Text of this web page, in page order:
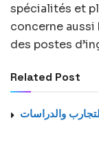
spécialités et
concerne
des postes
Related Post